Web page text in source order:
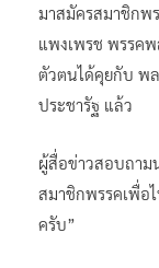
มาสมัครสมาชิกพ
แพงเพรช พรรค
ตัวตนได้คุยกับ พ
ประชารัฐ แล้ว
ผู้สื่อข่าวสอบถาม
สมาชิกพรรคเพื่อ
ครับ”